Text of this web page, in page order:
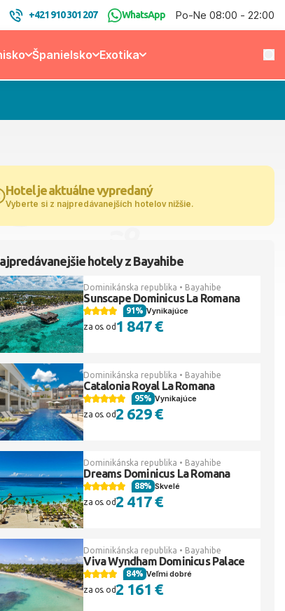
+421 910 301 207 WhatsApp Po-Ne 08:00 - 22:00
Španielsko Exotika
Hotel je aktuálne vypredaný
Vyberte si z najpredávanejších hotelov nižšie.
hotely z Bayahibe
Dominikánska republika • Bayahibe
Sunscape Dominicus La Romana
Vynikajúce
91%
za os. od1 847 €
Dominikánska republika • Bayahibe
Catalonia Royal La Romana
Vynikajúce
95%
za os. od2 629 €
Dominikánska republika • Bayahibe
Dreams Dominicus La Romana
Skvelé
88%
za os. od2 417 €
Dominikánska republika • Bayahibe
Viva Wyndham Dominicus Palace
Veľmi dobré
84%
za os. od2 161 €